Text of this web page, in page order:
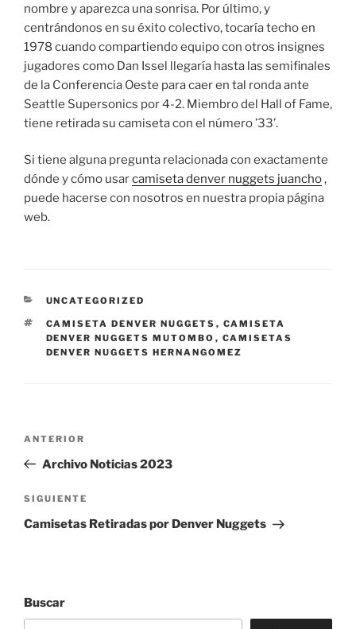
nombre y aparezca una sonrisa. Por último, y
centrándonos en su éxito colectivo, tocaría techo en
1978 cuando compartiendo equipo con otros insignes
jugadores como Dan Issel llegaría hasta las semifinales
de la Conferencia Oeste para caer en tal ronda ante
Seattle Supersonics por 4-2. Miembro del Hall of Fame,
tiene retirada su camiseta con el número ’33’.
Si tiene alguna pregunta relacionada con exactamente
dónde y cómo usarcamiseta denver nuggets juancho,
puede hacerse con nosotros en nuestra propia página
web.
CATEGORÍAS
UNCATEGORIZED
ETIQUETAS
CAMISETA DENVER NUGGETS , CAMISETA
DENVER NUGGETS MUTOMBO , CAMISETAS
DENVER NUGGETS HERNANGOMEZ
entradas
Entrada
anterior:
ANTERIOR
Archivo Noticias 2023
Siguiente
entrada
SIGUIENTE
Camisetas Retiradas por Denver Nuggets
Buscar